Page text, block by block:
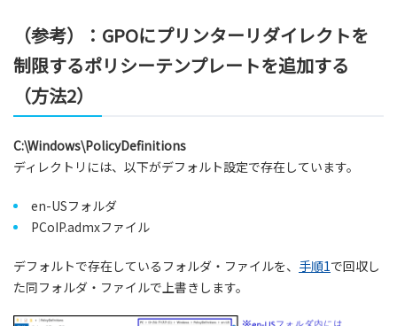
（参考）：GPOにプリンターリダイレクトを
制限するポリシーテンプレートを追加する
（方法2）
C:\Windows\PolicyDefinitions
ディレクトリには、以下がデフォルト設定で存在しています。
en-USフォルダ
PCoIP.admxファイル
デフォルトで存在しているフォルダ・ファイルを、 手順1で回収し
た同フォルダ・ファイルで上書きします。